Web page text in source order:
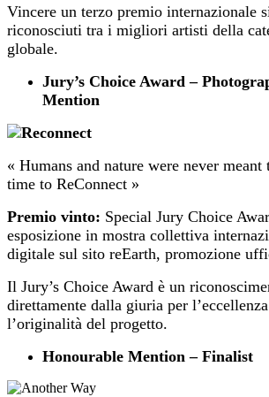
Vincere un terzo premio internazionale
riconosciuti tra i migliori artisti della
globale.
Jury’s Choice Award –
Mention
« Humans and nature were never meant
time to ReConnect »
Premio vinto: Special Jury Choice
esposizione in mostra collettiva
digitale sul sito reEarth, promozione
Il Jury’s Choice Award è un
direttamente dalla giuria per
l’originalità del progetto.
Honourable Mention – Finalist